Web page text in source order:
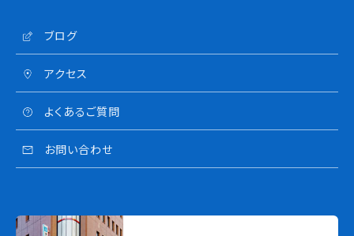
ブログ
アクセス
よくあるご質問
お問い合わせ